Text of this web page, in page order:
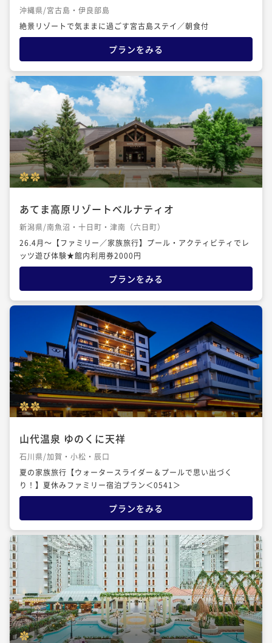
沖縄県/宮古島・伊良部島
絶景リゾートで気ままに過ごす宮古島ステイ／朝食付
プランをみる
あてま高原リゾートベルナティオ
新潟県/南魚沼・十日町・津南（六日町）
26.4月～【ファミリー／家族旅行】プール・アクティビティでレ
ッツ遊び体験★館内利用券2000円
プランをみる
山代温泉 ゆのくに天祥
石川県/加賀・小松・辰口
夏の家族旅行【ウォータースライダー＆プールで思い出づく
り！】夏休みファミリー宿泊プラン＜0541＞
プランをみる